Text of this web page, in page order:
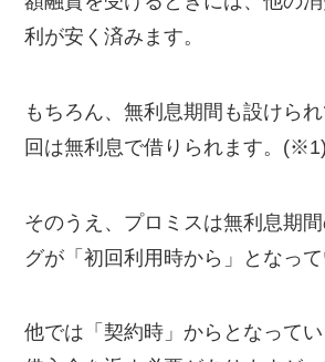
利が安く済みます。
もちろん、無利息期間も設けら
回は無利息で借りられます。(※1)
そのうえ、プロミスは無利息期
グが「初回利用時から」となって
他では「契約時」からとなって